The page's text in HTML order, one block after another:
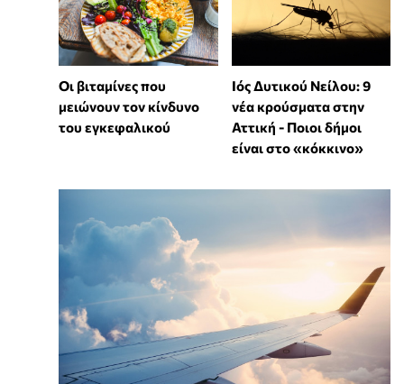
Οι βιταμίνες που
μειώνουν τον κίνδυνο
του εγκεφαλικού
Ιός Δυτικού Νείλου: 9
νέα κρούσματα στην
Αττική - Ποιοι δήμοι
είναι στο «κόκκινο»